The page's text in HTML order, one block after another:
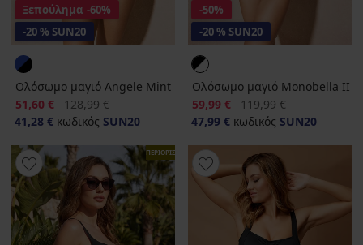
Ξεπούλημα -60%
-20 % SUN20
Ολόσωμο μαγιό Angele Mint
Έκπτωση
51,60 € Αρχική τιμή
128,99 €
41,28 € κωδικός SUN20
-50%
-20 % SUN20
Ολόσωμο μαγιό Monobella II
Έκπτωση
59,99 € Αρχική τιμή
119,99 €
47,99 € κωδικός SUN20
ΠΕΡΙΟΡΙΣΜΕΝΑ